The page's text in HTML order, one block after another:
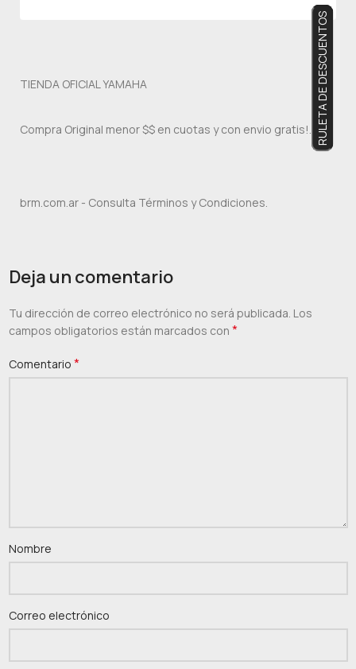
TIENDA OFICIAL YAMAHA
Compra Original menor $$ en cuotas y con envio gratis!.
brm.com.ar - Consulta Términos y Condiciones.
Deja un comentario
Tu dirección de correo electrónico no será publicada. Los
campos obligatorios están marcados con *
Comentario *
Nombre
Correo electrónico
RULETA DE DESCUENTOS